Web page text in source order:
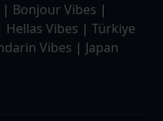
| Bonjour Vibes |
Hellas Vibes | Türkiye
Vibes | Japan